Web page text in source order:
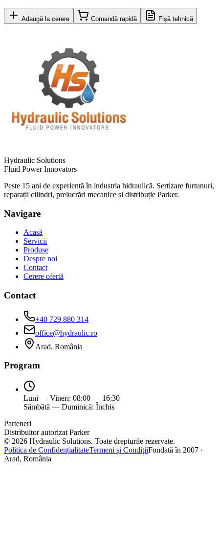
Adaugă la cerere Comandă rapidă Fișă tehnică
Hydraulic Solutions
Fluid Power Innovators
Peste 15 ani de experiență în industria hidraulică. Sertizare furtunuri,
reparații cilindri, prelucrări mecanice și distribuție Parker.
Navigare
Acasă
Servicii
Produse
Despre noi
Contact
Cerere ofertă
Contact
+40 729 880 314
office@hydraulic.ro
Arad, România
Program
Luni — Vineri: 08:00 — 16:30
Sâmbătă — Duminică: Închis
Parteneri
Distribuitor autorizat Parker
© 2026 Hydraulic Solutions. Toate drepturile rezervate.
Politica de ConfidențialitateTermeni și CondițiiFondată în 2007 ·
Arad, România